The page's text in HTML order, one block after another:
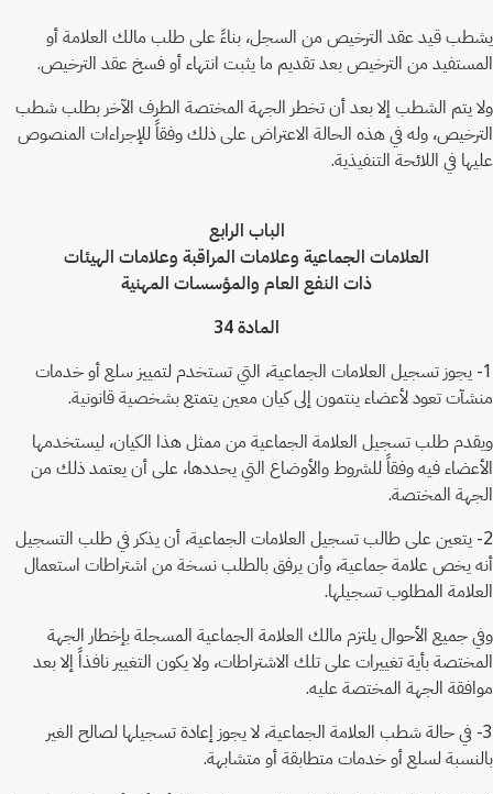
يشطب قيد عقد الترخيص من السجل، بناءً على طلب مالك العلامة أو
المستفيد من الترخيص بعد تقديم ما يثبت انتهاء أو فسخ عقد الترخيص.
ولا يتم الشطب إلا بعد أن تخطر الجهة المختصة الطرف الآخر بطلب شطب
الترخيص، وله في هذه الحالة الاعتراض على ذلك وفقاً للإجراءات المنصوص
عليها في اللائحة التنفيذية.
الباب الرابع
العلامات الجماعية وعلامات المراقبة وعلامات الهيئات
ذات النفع العام والمؤسسات المهنية
المادة 34
1- يجوز تسجيل العلامات الجماعية، التي تستخدم لتمييز سلع أو خدمات
منشآت تعود لأعضاء ينتمون إلى كيان معين يتمتع بشخصية قانونية.
ويقدم طلب تسجيل العلامة الجماعية من ممثل هذا الكيان، ليستخدمها
الأعضاء فيه وفقاً للشروط والأوضاع التي يحددها، على أن يعتمد ذلك من
الجهة المختصة.
2- يتعين على طالب تسجيل العلامات الجماعية، أن يذكر في طلب التسجيل
أنه يخص علامة جماعية، وأن يرفق بالطلب نسخة من اشتراطات استعمال
العلامة المطلوب تسجيلها.
وفي جميع الأحوال يلتزم مالك العلامة الجماعية المسجلة بإخطار الجهة
المختصة بأية تغييرات على تلك الاشتراطات، ولا يكون التغيير نافذاً إلا بعد
موافقة الجهة المختصة عليه.
3- في حالة شطب العلامة الجماعية، لا يجوز إعادة تسجيلها لصالح الغير
بالنسبة لسلع أو خدمات متطابقة أو متشابهة.